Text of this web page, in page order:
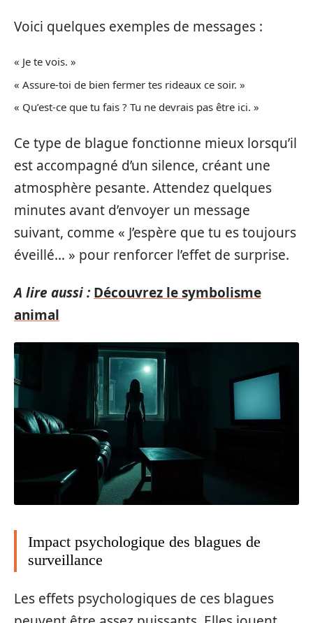
Voici quelques exemples de messages :
« Je te vois. »
« Assure-toi de bien fermer tes rideaux ce soir. »
« Qu’est-ce que tu fais ? Tu ne devrais pas être ici. »
Ce type de blague fonctionne mieux lorsqu’il
est accompagné d’un silence, créant une
atmosphère pesante. Attendez quelques
minutes avant d’envoyer un message
suivant, comme « J’espère que tu es toujours
éveillé… » pour renforcer l’effet de surprise.
A lire aussi : Découvrez le symbolisme
animal
Impact psychologique des blagues de
surveillance
Les effets psychologiques de ces blagues